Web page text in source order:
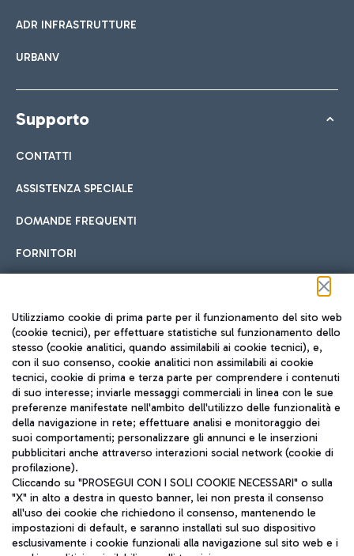
ADR INFRASTRUTTURE
URBANV
Supporto
CONTATTI
ASSISTENZA SPECIALE
DOMANDE FREQUENTI
FORNITORI
Seguici sui social
TRAVEL JOURNAL
ITA
Utilizziamo cookie di prima parte per il funzionamento del sito web
(cookie tecnici), per effettuare statistiche sul funzionamento dello
stesso (cookie analitici, quando assimilabili ai cookie tecnici), e,
con il suo consenso, cookie analitici non assimilabili ai cookie
tecnici, cookie di prima e terza parte per comprendere i contenuti
di suo interesse; inviarle messaggi commerciali in linea con le sue
preferenze manifestate nell'ambito dell'utilizzo delle funzionalità e
della navigazione in rete; effettuare analisi e monitoraggio dei
suoi comportamenti; personalizzare gli annunci e le inserzioni
pubblicitari anche attraverso interazioni social network (cookie di
profilazione).
Cliccando su "PROSEGUI CON I SOLI COOKIE NECESSARI" o sulla
"X" in alto a destra in questo banner, lei non presta il consenso
all'uso dei cookie che richiedono il consenso, mantenendo le
impostazioni di default, e saranno installati sul suo dispositivo
esclusivamente i cookie funzionali alla navigazione sul sito web e i